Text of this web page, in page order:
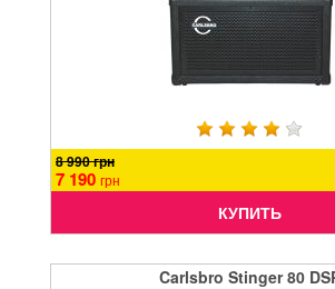
8 990 грн
7 190 грн
КУПИТЬ
Carlsbro Stinger 80